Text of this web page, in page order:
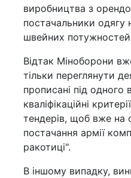
виробництва з
постачальники одягу
швейних
Відтак Міноборони
тільки переглянути
прописані під одного
кваліфікаційні
тендерів, щоб вже на
постачання армії
ракотиці".
В іншому випадку,